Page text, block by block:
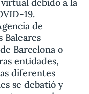
19.
de
Baleares
Barcelona o
entidades,
diferentes
se debatió y